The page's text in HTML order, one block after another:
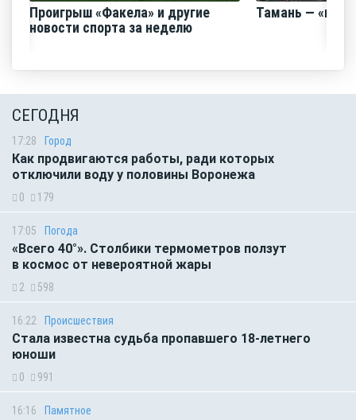
Проигрыш «Факела» и другие
новости спорта за неделю
Тамань —
СЕГОДНЯ
17:28 Город
Как продвигаются работы, ради которых
отключили воду у половины Воронежа
0 179
17:05 Погода
«Всего 40°». Столбики термометров ползут
в космос от невероятной жары
2 598
16:22 Происшествия
Стала известна судьба пропавшего 18-летнего
юноши
0 991
16:16 Памятное